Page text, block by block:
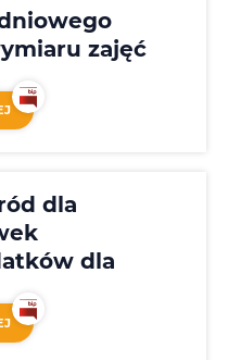
zajęć
dla
dla